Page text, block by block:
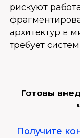
рискуют
архитектур в
требует
Готовы
Получите